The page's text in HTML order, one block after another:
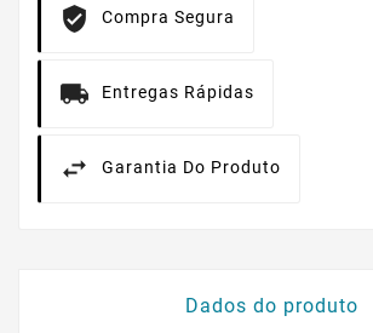
Compra Segura
Entregas Rápidas
Garantia Do Produto
Dados do produto